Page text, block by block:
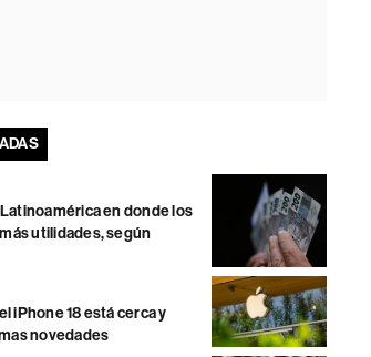
en donde los
utilidades, según
iPhone 18 está cerca y
novedades